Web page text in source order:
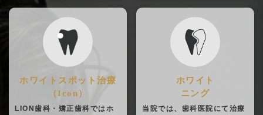
ホワイトスポット治療
（Icon）
LION歯科・矯正歯科ではホ
ホワイト
ニング
当院では、歯科医院にて治療